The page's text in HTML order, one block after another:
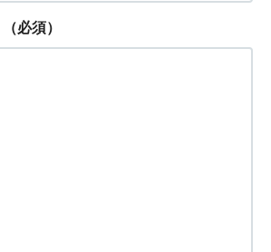
（必須）